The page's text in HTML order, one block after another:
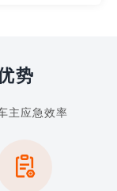
势
主应急效率
